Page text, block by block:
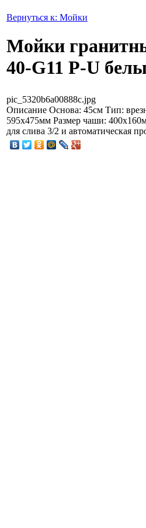
Вернуться к: Мойки
Мойки
40-G11 P-U
pic_5320b6a00888c.jpg
Описание Основа: 45см Тип:
595x475мм Размер чаши:
для слива 3/2 и автоматическая